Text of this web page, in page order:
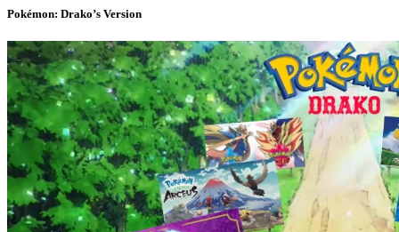
Pokémon: Drako’s Version